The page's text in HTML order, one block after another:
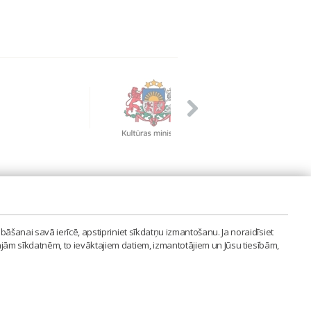
savā ierīcē, apstipriniet sīkdatņu izmantošanu. Ja noraidīsiet
sīkdatnēm, to ievāktajiem datiem, izmantotājiem un Jūsu tiesībām,